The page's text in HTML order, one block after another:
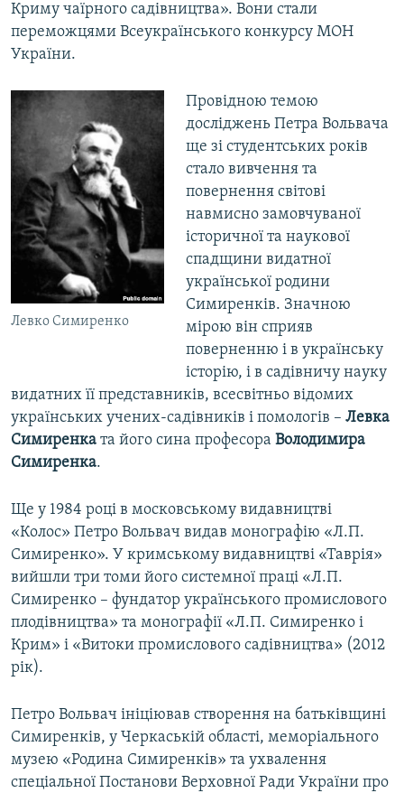
Криму чаїрного садівництва». Вони стали
переможцями Всеукраїнського конкурсу МОН
України.
Левко Симиренко
Провідною темою
досліджень Петра Вольвача
ще зі студентських років
стало вивчення та
повернення світові
навмисно замовчуваної
історичної та наукової
спадщини видатної
української родини
Симиренків. Значною
мірою він сприяв
поверненню і в українську
історію, і в садівничу науку
видатних її представників, всесвітньо відомих
українських учених-садівників і помологів – Левка
Симиренка та його сина професора Володимира
Симиренка.
Ще у 1984 році в московському видавництві
«Колос» Петро Вольвач видав монографію «Л.П.
Симиренко». У кримському видавництві «Таврія»
вийшли три томи його системної праці «Л.П.
Симиренко – фундатор українського промислового
плодівництва» та монографії «Л.П. Симиренко і
Крим» і «Витоки промислового садівництва» (2012
рік).
Петро Вольвач ініціював створення на батьківщині
Симиренків, у Черкаській області, меморіального
музею «Родина Симиренків» та ухвалення
спеціальної Постанови Верховної Ради України про